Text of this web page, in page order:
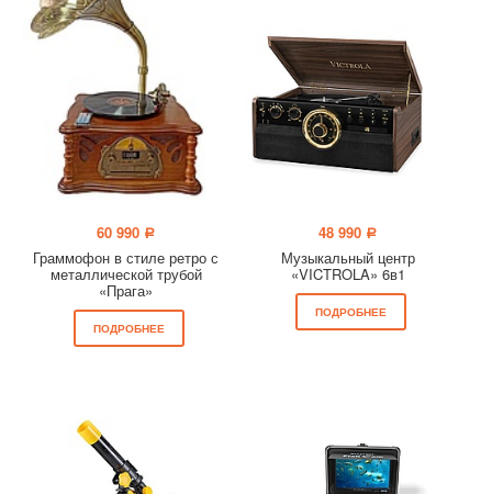
60 990 a
Граммофон в стиле ретро с
металлической трубой
«Прага»
ПОДРОБНЕЕ
48 990 a
Музыкальный центр
«VICTROLA» 6в1
ПОДРОБНЕЕ